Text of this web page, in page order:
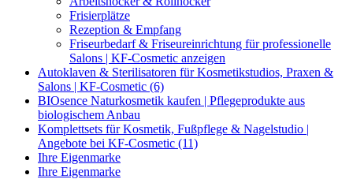
Frisierplätze
Rezeption & Empfang
Friseurbedarf & Friseureinrichtung für professionelle
Salons | KF-Cosmetic anzeigen
Autoklaven & Sterilisatoren für Kosmetikstudios, Praxen &
Salons | KF-Cosmetic (6)
BIOsence Naturkosmetik kaufen | Pflegeprodukte aus
biologischem Anbau
Komplettsets für Kosmetik, Fußpflege & Nagelstudio |
Angebote bei KF-Cosmetic (11)
Ihre Eigenmarke
Ihre Eigenmarke